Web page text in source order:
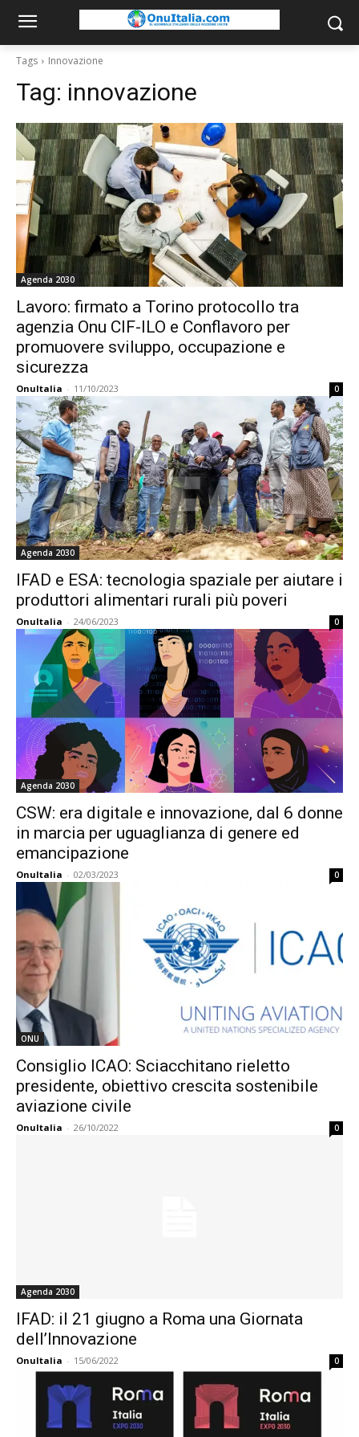
Tags Innovazione
Tag: innovazione
Agenda 2030
Lavoro: firmato a Torino protocollo tra
agenzia Onu CIF-ILO e Conflavoro per
promuovere sviluppo, occupazione e
sicurezza
OnuItalia - 11/10/2023 0
Agenda 2030
IFAD e ESA: tecnologia spaziale per aiutare i
produttori alimentari rurali più poveri
OnuItalia - 24/06/2023 0
Agenda 2030
CSW: era digitale e innovazione, dal 6 donne
in marcia per uguaglianza di genere ed
emancipazione
OnuItalia - 02/03/2023 0
ONU
Consiglio ICAO: Sciacchitano rieletto
presidente, obiettivo crescita sostenibile
aviazione civile
OnuItalia - 26/10/2022 0
Agenda 2030
IFAD: il 21 giugno a Roma una Giornata
dell’Innovazione
OnuItalia - 15/06/2022 0